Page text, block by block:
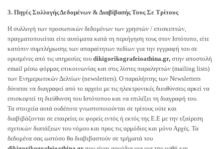
3. Πηγές Συλλογής Δεδομένων & Διαβίβασής Τους Σε Τρίτους
Η συλλογή των προσωπικών δεδομένων των χρηστών / επισκεπτών,
πραγματοποιείται είτε αυτόματα κατά τη περιήγηση τους στον Ιστότοπο, είτε
κατόπιν συμπλήρωσης των απαραίτητων πεδίων για την εγγραφή του σε
ορισμένες από τις υπηρεσίες του dikigorikografeioathina.gr, στην αποστολή
email μέσω φόρμας επικοινωνίας και στις λίστες παραληπτών (mailing lists)
των Ενημερωτικών Δελτίων (newsletters). Ο παραλήπτης των Newsletters
δύναται να διαγραφεί από το αρχείο με τις ηλεκτρονικές διευθύνσεις αρκεί να
επισκεφτεί τη διεύθυνση του Ιστότοπου και να επιλέξει τη διαγραφή του.
Τα στοιχεία αυτά ουδέποτε γνωστοποιούνται σε τρίτους ούτε και
διαβιβάζονται σε εταιρείες οι φορείς εντός ή εκτός της E.E με την εξαίρεση
σχετικών διατάξεων του νόμου και προς τις αρμόδιες και μόνο Αρχές. Τα
δεδομένα σας ωστόσο θα διαβιβαστούν σε τμήματά του